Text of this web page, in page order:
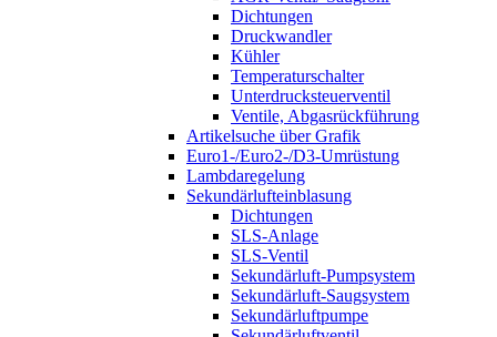
Dichtungen
Druckwandler
Kühler
Temperaturschalter
Unterdrucksteuerventil
Ventile, Abgasrückführung
Artikelsuche über Grafik
Euro1-/Euro2-/D3-Umrüstung
Lambdaregelung
Sekundärlufteinblasung
Dichtungen
SLS-Anlage
SLS-Ventil
Sekundärluft-Pumpsystem
Sekundärluft-Saugsystem
Sekundärluftpumpe